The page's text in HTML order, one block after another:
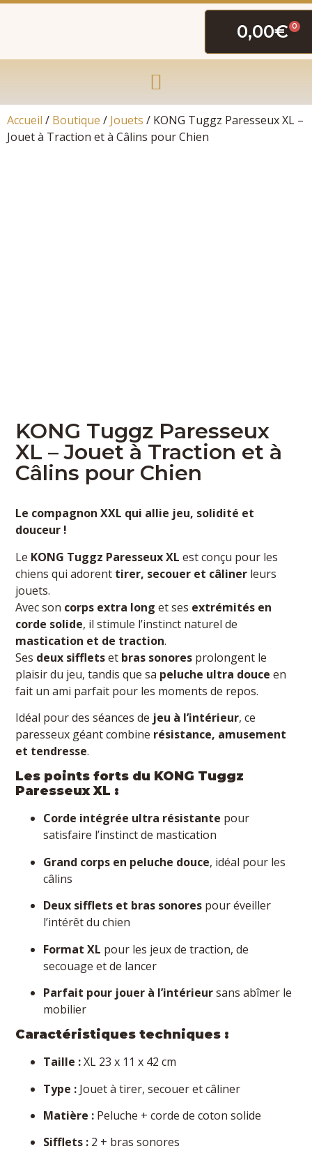
0,00€ 0
Accueil / Boutique / Jouets / KONG Tuggz Paresseux XL –
Jouet à Traction et à Câlins pour Chien
KONG Tuggz Paresseux
XL – Jouet à Traction et à
Câlins pour Chien
Le compagnon XXL qui allie jeu, solidité et
douceur !
Le KONG Tuggz Paresseux XL est conçu pour les
chiens qui adorent tirer, secouer et câliner leurs
jouets.
Avec son corps extra long et ses extrémités en
corde solide, il stimule l’instinct naturel de
mastication et de traction.
Ses deux siffletset bras sonores prolongent le
plaisir du jeu, tandis que sa peluche ultra douce en
fait un ami parfait pour les moments de repos.
Idéal pour des séances de jeu à l’intérieur, ce
paresseux géant combine résistance, amusement
et tendresse.
Les points forts du KONG Tuggz
Paresseux XL :
Corde intégrée ultra résistante pour
satisfaire l’instinct de mastication
Grand corps en peluche douce, idéal pour les
câlins
Deux sifflets et bras sonores pour éveiller
l’intérêt du chien
Format XL pour les jeux de traction, de
secouage et de lancer
Parfait pour jouer à l’intérieursans abîmer le
mobilier
Caractéristiques techniques :
Taille :XL 23 x 11 x 42 cm
Type : Jouet à tirer, secouer et câliner
Matière : Peluche + corde de coton solide
Sifflets : 2 + bras sonores